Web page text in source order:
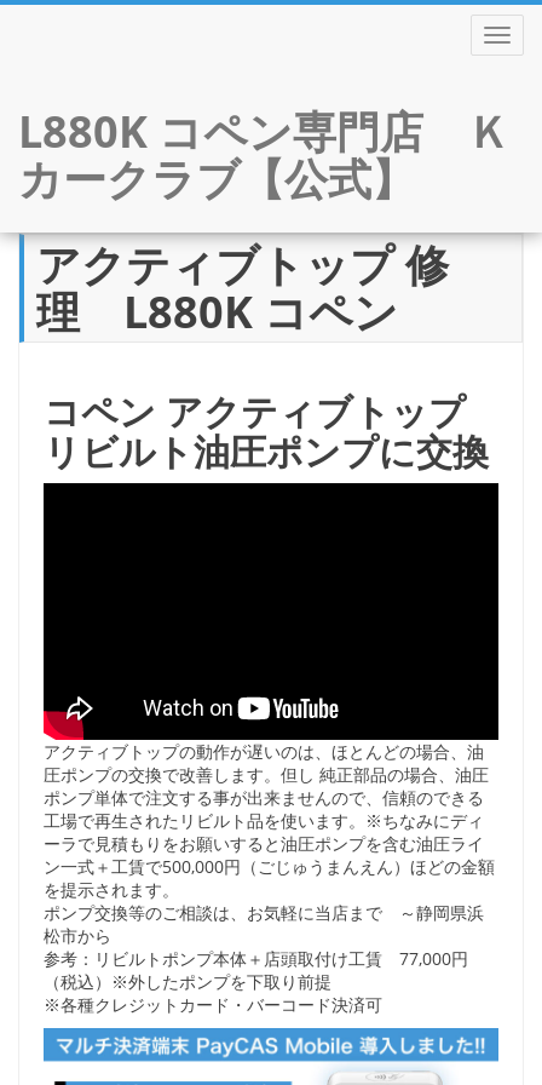
L880K コペン専門店 Ｋ
カークラブ【公式】
Skip
to
content
アクティブトップ 修
理 L880K コペン
コペン アクティブトップ
リビルト油圧ポンプに交換
アクティブトップの動作が遅いのは、ほとんどの場合、油
圧ポンプの交換で改善します。但し 純正部品の場合、油圧
ポンプ単体で注文する事が出来ませんので、信頼のできる
工場で再生されたリビルト品を使います。※ちなみにディ
ーラで見積もりをお願いすると油圧ポンプを含む油圧ライ
ン一式＋工賃で500,000円（ごじゅうまんえん）ほどの金額
を提示されます。
ポンプ交換等のご相談は、お気軽に当店まで ～静岡県浜
松市から
参考：リビルトポンプ本体＋店頭取付け工賃 77,000円
（税込）※外したポンプを下取り前提
※各種クレジットカード・バーコード決済可